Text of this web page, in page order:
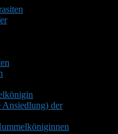
Ansiedlung) der